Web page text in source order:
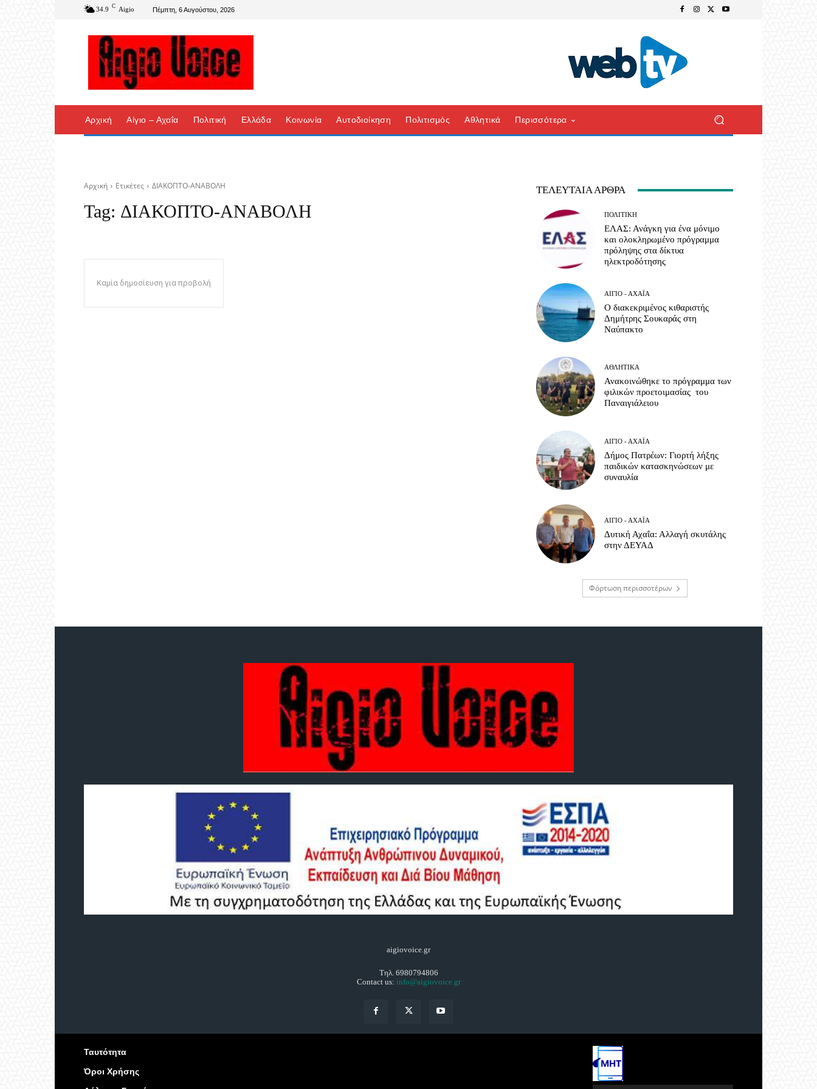
34.9 C Aigio Πέμπτη, 6 Αυγούστου, 2026
Αρχική Αίγιο – Αχαΐα Πολιτική Ελλάδα Κοινωνία Αυτοδιοίκηση Πολιτισμός Αθλητικά Περισσότερα
Αρχική Ετικέτες ΔΙΑΚΟΠΤΟ-ΑΝΑΒΟΛΗ
Tag: ΔΙΑΚΟΠΤΟ-ΑΝΑΒΟΛΗ
Καμία δημοσίευση για προβολή
ΤΕΛΕΥΤΑΊΑ ΆΡΘΡΑ
ΠΟΛΙΤΙΚΉ
ΕΛΑΣ: Ανάγκη για ένα μόνιμο
και ολοκληρωμένο πρόγραμμα
πρόληψης στα δίκτυα
ηλεκτροδότησης
ΑΊΓΙΟ - ΑΧΑΪ́Α
Ο διακεκριμένος κιθαριστής
Δημήτρης Σουκαράς στη
Ναύπακτο
ΑΘΛΗΤΙΚΆ
Ανακοινώθηκε το πρόγραμμα των
φιλικών προετοιμασίας του
Παναιγιάλειου
ΑΊΓΙΟ - ΑΧΑΪ́Α
Δήμος Πατρέων: Γιορτή λήξης
παιδικών κατασκηνώσεων με
συναυλία
ΑΊΓΙΟ - ΑΧΑΪ́Α
Δυτική Αχαΐα: Αλλαγή σκυτάλης
στην ΔΕΥΑΔ
Φόρτωση περισσοτέρων
aigiovoice.gr
Τηλ. 6980794806
Contact us: info@aigiovoice.gr
Ταυτότητα
Όροι Χρήσης